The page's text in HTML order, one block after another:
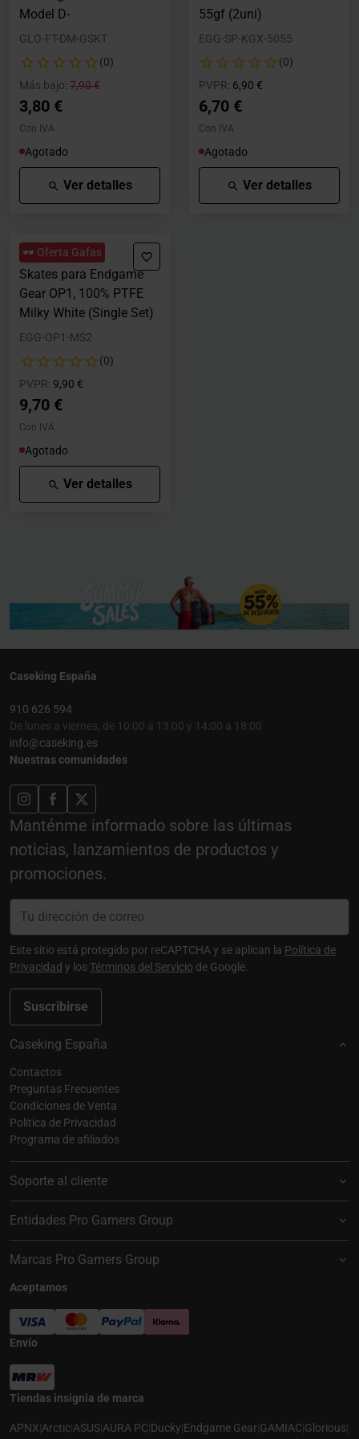
Model D-
GLO-FT-DM-GSKT
(0)
Más bajo: Precio rebajado desde
7,90 €hasta
3,80 €
Con IVA
Agotado
Ver detalles
55gf (2uni)
EGG-SP-KGX-5055
(0)
PVPR: Precio rebajado desde
6,90 €
6,70 €
Con IVA
Agotado
Ver detalles
🕶️ Oferta Gafas
Skates para Endgame
Gear OP1, 100% PTFE
Milky White (Single Set)
EGG-OP1-MS2
(0)
PVPR: Precio rebajado desde
9,90 €
9,70 €
Con IVA
Agotado
Ver detalles
Caseking España
910 626 594
De lunes a viernes, de 10:00 a 13:00 y 14:00 a 18:00
info@caseking.es
Nuestras comunidades
Manténme informado sobre las últimas
noticias, lanzamientos de productos y
promociones.
Suscribirse
Este sitio está protegido por reCAPTCHA y se aplican la Política de
Privacidad y losTérminos del Servicio de Google.
Caseking España
Contactos
Preguntas Frecuentes
Condiciones de Venta
Política de Privacidad
Programa de afiliados
Soporte al cliente
Entidades Pro Gamers Group
Marcas Pro Gamers Group
Aceptamos
Envío
Tiendas insignia de marca
APNX|Arctic|ASUS|AURA PC|Ducky|Endgame Gear|GAMIAC|Glorious|